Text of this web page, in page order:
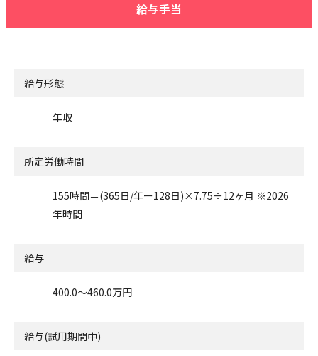
給与手当
給与形態
年収
所定労働時間
155時間＝(365日/年ー128日)×7.75÷12ヶ月 ※2026
年時間
給与
400.0〜460.0万円
給与(試用期間中)